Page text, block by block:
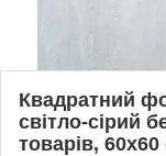
Квадратний
світло-сірий
товарів,